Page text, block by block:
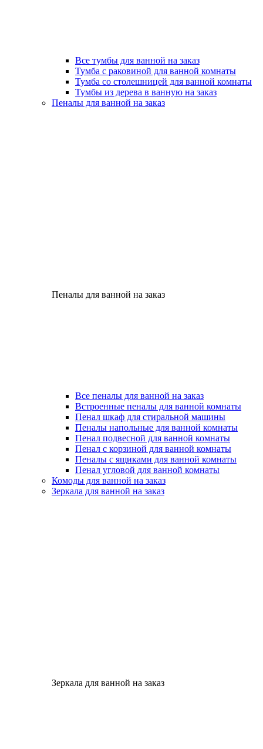
Все тумбы для ванной на заказ
Тумба с раковиной для ванной комнаты
Тумба со столешницей для ванной комнаты
Тумбы из дерева в ванную на заказ
Пеналы для ванной на заказ
Пеналы для ванной на заказ
Все пеналы для ванной на заказ
Встроенные пеналы для ванной комнаты
Пенал шкаф для стиральной машины
Пеналы напольные для ванной комнаты
Пенал подвесной для ванной комнаты
Пенал с корзиной для ванной комнаты
Пеналы с ящиками для ванной комнаты
Пенал угловой для ванной комнаты
Комоды для ванной на заказ
Зеркала для ванной на заказ
Зеркала для ванной на заказ